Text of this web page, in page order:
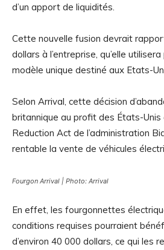
d’un apport de liquidités.
Cette nouvelle fusion devrait
dollars à l’entreprise, qu’elle
modèle unique destiné aux Etats-
Selon Arrival, cette décision
britannique au profit des États-Unis
Reduction Act de l’administration
rentable la vente de véhicules
Fourgon Arrival | Photo: Arrival
En effet, les fourgonnettes
conditions requises pourraient
d’environ 40 000 dollars, ce qui les